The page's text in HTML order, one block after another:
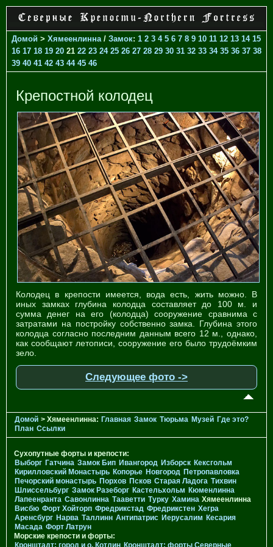
Домой > Хямеенлинна / Замок: 1 2 3 4 5 6 7 8 9 10 11 12 13 14 15
16 17 18 19 20 21 22 23 24 25 26 27 28 29 30 31 32 33 34 35 36 37 38
39 40 41 42 43 44 45 46
Крепостной колодец
Колодец в крепости имеется, вода есть, жить можно. В
иных замках глубина колодца составляет до 100 м. и
сумма денег на его (колодца) сооружение сравнима с
затратами на постройку собственно замка. Глубина этого
колодца согласно последним данным всего 12 м., однако,
как сообщают летописи, сооружение его было трудоёмким
зело.
Следующее фото ->
Домой > Хямеенлинна: Главная Замок Тюрьма Музей Где это?
План Ссылки
Сухопутные форты и крепости:
Выборг Гатчина Замок Бип Ивангород Изборск Кексгольм
Кирилловский Монастырь Копорье Новгород Петропавловка
Печорcкий монастырь Порхов Псков Старая Ладога Тихвин
Шлиссельбург Замок Разеборг Кастельхольм Кюменлинна
Лапеенранта Савонлинна Тааветти Турку Хамина Хямеенлинна
Висбю Форт Хойторп Фредрикстад Фредрикстен Хегра
Аренсбург Нарва Таллинн Антипатрис Иерусалим Кесария
Масада Форт Латрун
Морские крепости и форты: